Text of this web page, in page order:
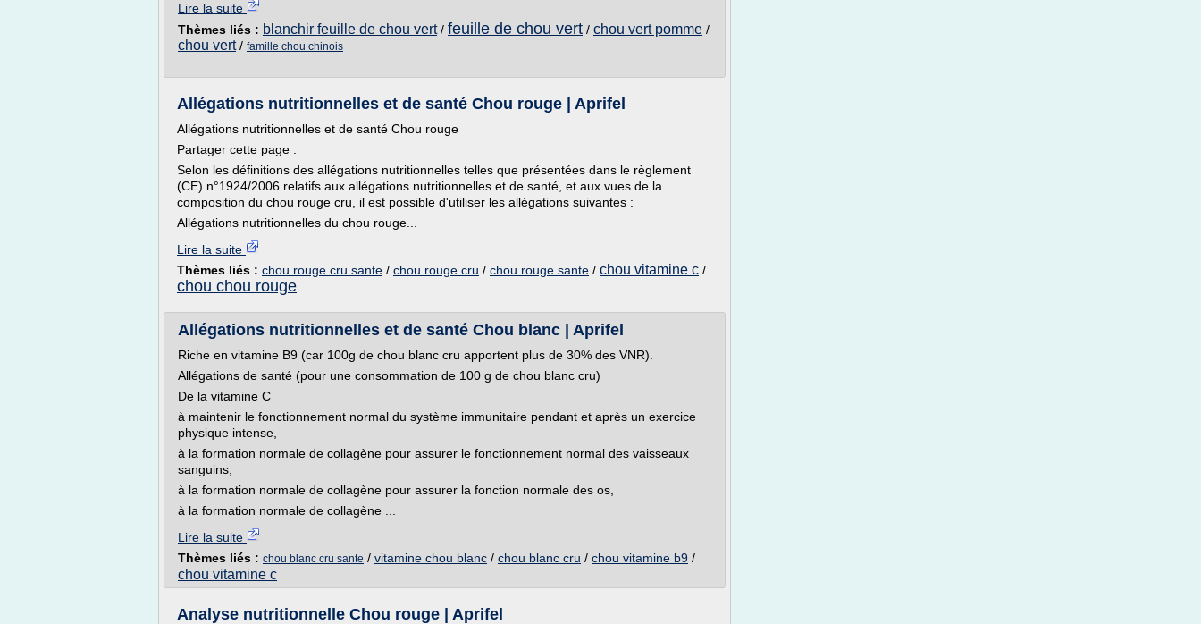
Lire la suite
Thèmes liés : blanchir feuille de chou vert/ feuille de chou vert / chou vert pomme /
chou vert/ famille chou chinois
Allégations nutritionnelles et de santé Chou rouge | Aprifel
Allégations nutritionnelles et de santé Chou rouge
Partager cette page :
Selon les définitions des allégations nutritionnelles telles que présentées dans le règlement
(CE) n°1924/2006 relatifs aux allégations nutritionnelles et de santé, et aux vues de la
composition du chou rouge cru, il est possible d'utiliser les allégations suivantes :
Allégations nutritionnelles du chou rouge...
Lire la suite
Thèmes liés : chou rouge cru sante / chou rouge cru / chou rouge sante / chou vitamine c /
chou chou rouge
Allégations nutritionnelles et de santé Chou blanc | Aprifel
Riche en vitamine B9 (car 100g de chou blanc cru apportent plus de 30% des VNR).
Allégations de santé (pour une consommation de 100 g de chou blanc cru)
De la vitamine C
à maintenir le fonctionnement normal du système immunitaire pendant et après un exercice
physique intense,
à la formation normale de collagène pour assurer le fonctionnement normal des vaisseaux
sanguins,
à la formation normale de collagène pour assurer la fonction normale des os,
à la formation normale de collagène ...
Lire la suite
Thèmes liés : chou blanc cru sante / vitamine chou blanc / chou blanc cru / chou vitamine b9 /
chou vitamine c
Analyse nutritionnelle Chou rouge | Aprifel